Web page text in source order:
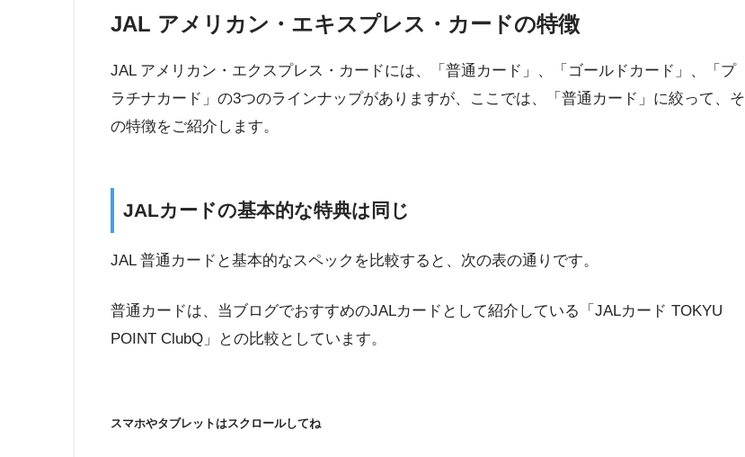
JAL アメリカン・エキスプレス・カードの特徴
JAL アメリカン・エクスプレス・カードには、「普通カード」、「ゴールドカード」、「プ
ラチナカード」の3つのラインナップがありますが、ここでは、「普通カード」に絞って、そ
の特徴をご紹介します。
JALカードの基本的な特典は同じ
JAL 普通カードと基本的なスペックを比較すると、次の表の通りです。
普通カードは、当ブログでおすすめのJALカードとして紹介している「JALカード TOKYU
POINT ClubQ」との比較としています。
スマホやタブレットはスクロールしてね